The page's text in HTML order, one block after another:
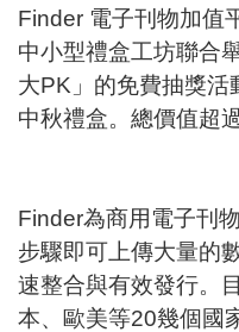
Finder 電子刊物加值
中小型禮盒工坊聯合
大PK」的免費抽獎活
中秋禮盒。總價值超
Finder為商用電子刊
步驟即可上傳大量的
速整合與有效發行。
本、歐美等20幾個國